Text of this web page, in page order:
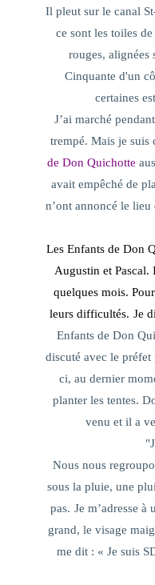
Il pleut sur le canal
ce sont les toiles
rouges, alignées
Cinquante d'un
certaines
J’ai marché
trempé. Mais je
de Don Quichotte
avait empêché de
n’ont annoncé le
Les Enfants de Don
Augustin et Pascal.
quelques mois.
leurs difficultés. Je
Enfants de Don
discuté avec le
ci, au dernier
planter les tentes.
venu et il a
Nous nous
sous la pluie, une
pas. Je m’adresse à
grand, le visage
me dit : « Je suis